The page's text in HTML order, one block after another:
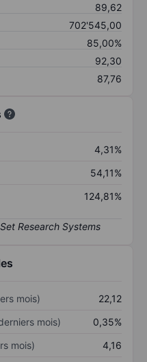
89,62
702'545,00
85,00%
92,30
87,76
4,31%
54,11%
124,81%
mois)
22,12
mois)
0,35%
mois)
4,16